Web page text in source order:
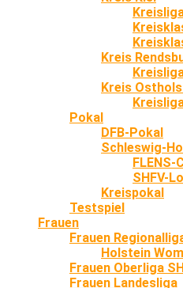
Kreis
Kreis
Pokal
DFB-Pokal
Schleswig-
FLENS-
SHFV-
Kreispokal
Testspiel
Frauen
Frauen
Holstein
Frauen Oberliga
Frauen Landesliga